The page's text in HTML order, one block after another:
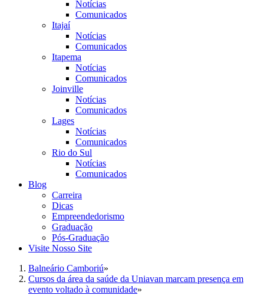
Notícias
Comunicados
Itajaí
Notícias
Comunicados
Itapema
Notícias
Comunicados
Joinville
Notícias
Comunicados
Lages
Notícias
Comunicados
Rio do Sul
Notícias
Comunicados
Blog
Carreira
Dicas
Empreendedorismo
Graduação
Pós-Graduação
Visite Nosso Site
Balneário Camboriú»
Cursos da área da saúde da Uniavan marcam presença em
evento voltado à comunidade»